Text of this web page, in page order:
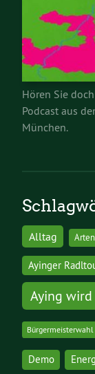
Hören Sie
Podcast aus
München.
Alltag
Ayinger
Aying
Bürgermeisterwahl
Demo